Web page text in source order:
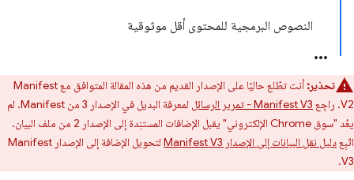
النصوص البرمجية للمحتوى أقل موثوقية
تحذير:
أنت تطّلع حاليًا على الإصدار القديم من هذه المقالة المتوافق مع Manifest
V2. راجِع
Manifest V3 - تمرير الرسائل
لمعرفة البديل في الإصدار 3 من Manifest. لم
يعُد "سوق Chrome الإلكتروني" يقبل الإضافات المستنِدة إلى الإصدار 2 من ملف البيان.
اتّبِعدليل نقل البيانات إلى الإصدار Manifest V3
لتحويل الإضافة إلى الإصدار Manifest
V3.